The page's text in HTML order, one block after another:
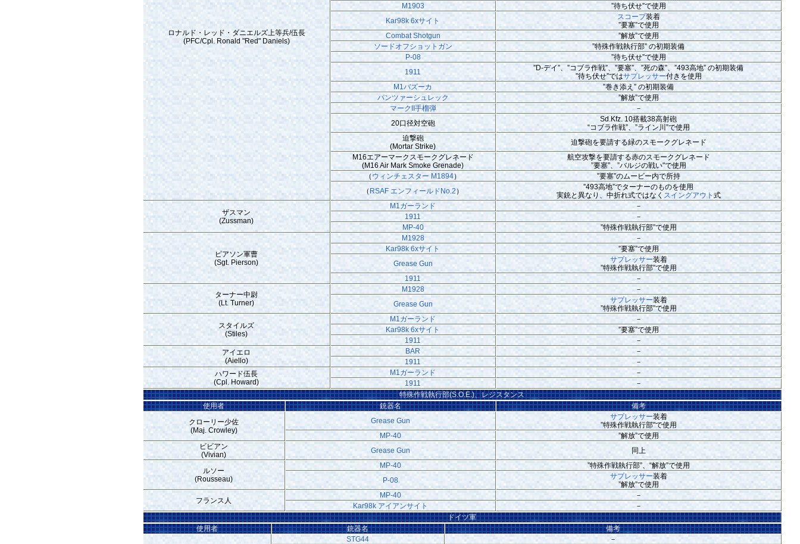
ロナルド・レッド・ダニエルズ上等兵/伍長
(PFC/Cpl. Ronald "Red" Daniels)
M1903
”待ち伏せ”で使用
Kar98k 6xサイト
スコープ装着
”要塞”で使用
Combat Shotgun
”解放”で使用
ソードオフショットガン
”特殊作戦執行部” の初期装備
P-08
”待ち伏せ”で使用
1911
”D-デイ”、”コブラ作戦”、”要塞”、”死の森”、”493高地” の初期装備
”待ち伏せ”ではサプレッサー付きを使用
M1バズーカ
”巻き添え” の初期装備
パンツァーシュレック
”解放”で使用
マークII手榴弾
－
20口径対空砲
Sd.Kfz. 10搭載38高射砲
“コブラ作戦”、”ライン川”で使用
迫撃砲
(Mortar Strike)
迫撃砲を要請する緑のスモークグレネード
M16エアーマークスモークグレネード
(M16 Air Mark Smoke Grenade)
航空攻撃を要請する赤のスモークグレネード
”要塞”、”バルジの戦い"で使用
（ ウィンチェスター M1894）
”要塞”のムービー内で所持
（ RSAF エンフィールドNo.2 ）
”493高地”でターナーのものを使用
実銃と異なり、中折れ式ではなくスイングアウト 式
ザスマン
(Zussman)
M1ガーランド
－
1911
－
MP-40
”特殊作戦執行部”で使用
ピアソン軍曹
(Sgt. Pierson)
M1928
－
Kar98k 6xサイト
”要塞”で使用
Grease Gun
サプレッサー装着
”特殊作戦執行部”で使用
1911
－
ターナー中尉
(Lt. Turner)
M1928
－
Grease Gun
サプレッサー装着
”特殊作戦執行部”で使用
スタイルズ
(Stiles)
M1ガーランド
－
Kar98k 6xサイト
”要塞”で使用
1911
－
アイエロ
(Aiello)
BAR
－
1911
－
ハワード伍長
(Cpl. Howard)
M1ガーランド
－
1911
－
特殊作戦執行部(S.O.E.)、レジスタンス
使用者
銃器名
備考
クローリー少佐
(Maj. Crowley)
Grease Gun サプレッサー装着
”特殊作戦執行部"で使用
MP-40
”解放”で使用
ビビアン
(Vivian)
Grease Gun 同上
ルソー
(Rousseau)
MP-40
”特殊作戦執行部”、“解放”で使用
P-08
サプレッサー装着
”解放”で使用
フランス人
MP-40
－
Kar98k アイアンサイト
－
ドイツ軍
使用者
銃器名 備考
STG44
－